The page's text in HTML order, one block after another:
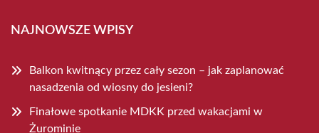
NAJNOWSZE WPISY
Balkon kwitnący przez cały sezon – jak zaplanować
nasadzenia od wiosny do jesieni?
Finałowe spotkanie MDKK przed wakacjami w
Żurominie